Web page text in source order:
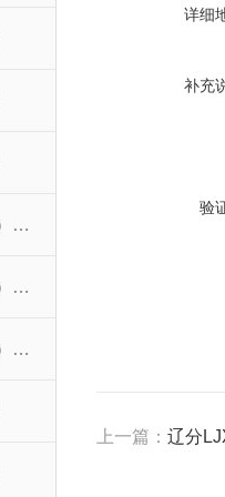
上海精科石墨管（上分）/石墨锥
辽宁分析石墨管（辽分）/石墨锥
沈阳仪通石墨管（沈分）/石墨锥
详细
补充
验
上一篇：辽分